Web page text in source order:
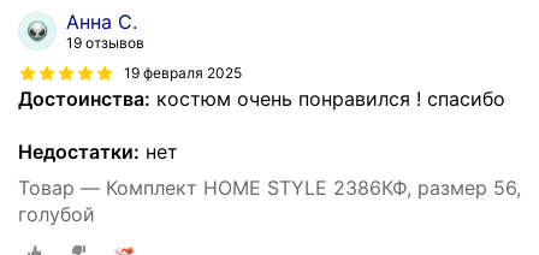
Анна С.
19 отзывов
19 февраля 2025
Достоинства: костюм очень понравился ! спасибо
Недостатки: нет
Товар — Комплект HOME STYLE 2386КФ, размер 56,
голубой